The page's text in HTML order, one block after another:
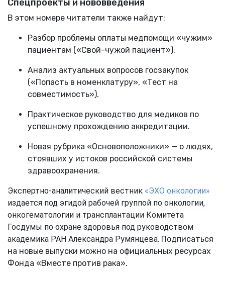
Спецпроекты и нововведения
В этом номере читатели также найдут:
Разбор проблемы оплаты медпомощи «чужим»
пациентам («Свой-чужой пациент»).
Анализ актуальных вопросов госзакупок
(«Попасть в номенклатуру», «Тест на
совместимость»).
Практическое руководство для медиков по
успешному прохождению аккредитации.
Новая рубрика «Основоположники» — о людях,
стоявших у истоков российской системы
здравоохранения.
Экспертно-аналитический вестник «ЭХО онкологии»
издается под эгидой рабочей группой по онкологии,
онкогематологии и трансплантации Комитета
Госдумы по охране здоровья под руководством
академика РАН Александра Румянцева. Подписаться
на новыe выпуски можно на официальных ресурсах
Фонда «Вместе против рака».